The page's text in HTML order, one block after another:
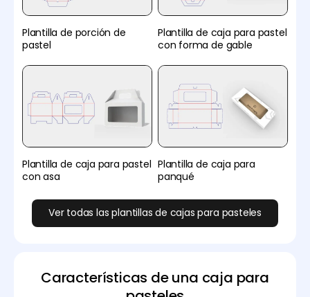
Plantilla de porción de
pastel
Plantilla de caja para pastel
con forma de gable
Plantilla de caja para pastel
con asa
Plantilla de caja para
panqué
Ver todas las plantillas de cajas para pasteles
Características de una caja para